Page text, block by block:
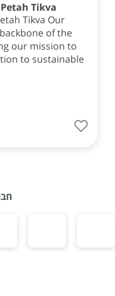
Tikva
Tikva Our
of the
our mission to
to sustainable